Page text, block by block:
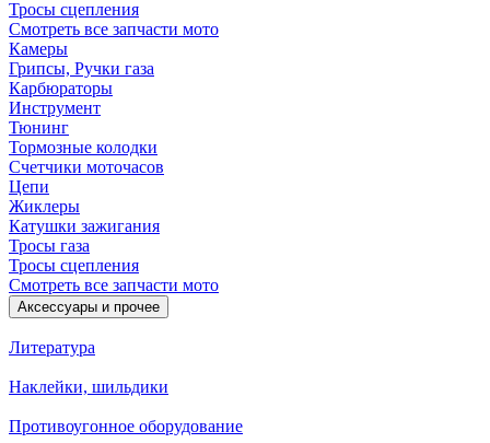
Тросы сцепления
Смотреть все запчасти мото
Камеры
Грипсы, Ручки газа
Карбюраторы
Инструмент
Тюнинг
Тормозные колодки
Счетчики моточасов
Цепи
Жиклеры
Катушки зажигания
Тросы газа
Тросы сцепления
Смотреть все запчасти мото
Аксессуары и прочее
Литература
Наклейки, шильдики
Противоугонное оборудование